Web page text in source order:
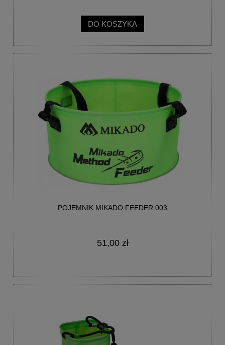
DO KOSZYKA
POJEMNIK MIKADO FEEDER 003
51,00 zł